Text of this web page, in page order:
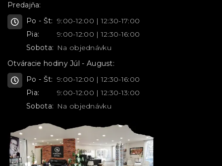
Predajňa:
Po - Št: 9:00-12:00 | 12:30-17:00
Pia:
9:00-12:00 | 12:30-16:00
Sobota: Na objednávku
Otváracie hodiny Júl - August:
Po - Št: 9:00-12:00 | 12:30-16:00
Pia:
9:00-12:00 | 12:30-13:00
Sobota: Na objednávku